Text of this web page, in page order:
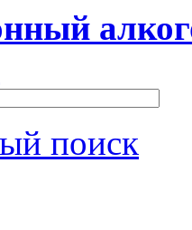
поиск